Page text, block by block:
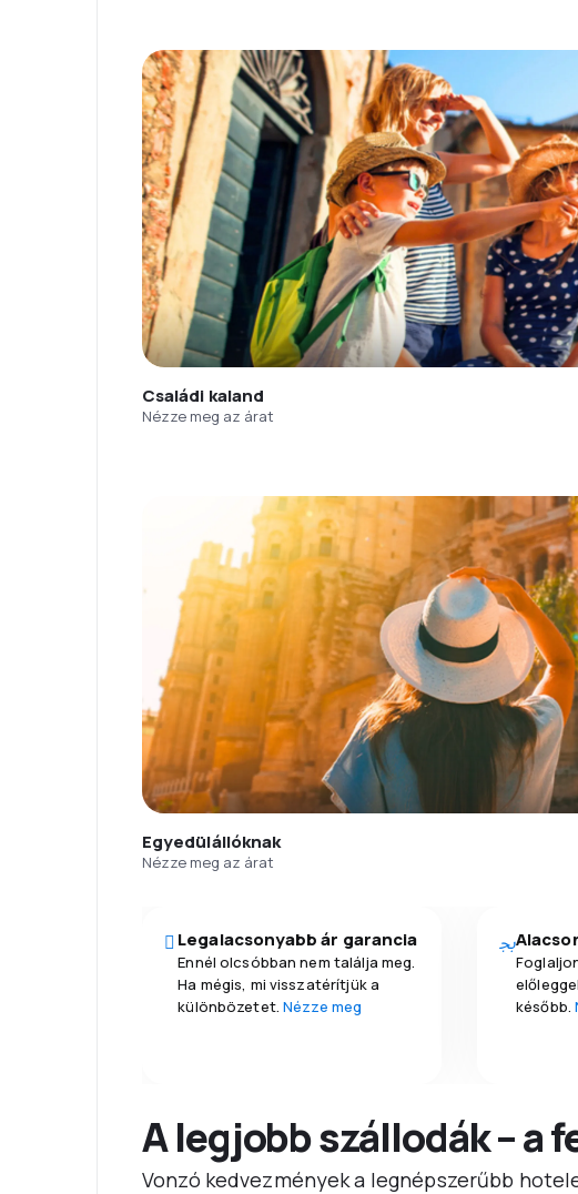
Családi kaland
Nézze meg az árat
Egyedülállóknak
Nézze meg az árat
Legalacsonyabb ár garancia
Ennél olcsóbban nem találja meg.
Ha mégis, mi visszatérítjük a
különbözetet.Nézze meg
később.
A legjobb szállodák –
Vonzó kedvezmények a legnépszerűbb